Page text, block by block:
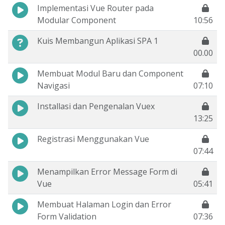
Implementasi Vue Router pada
Modular Component
10:56
Kuis Membangun Aplikasi SPA 1
00.00
Membuat Modul Baru dan Component
Navigasi
07:10
Installasi dan Pengenalan Vuex
13:25
Registrasi Menggunakan Vue
07:44
Menampilkan Error Message Form di
Vue
05:41
Membuat Halaman Login dan Error
Form Validation
07:36